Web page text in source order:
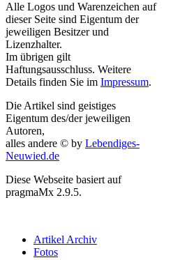
Alle Logos und Warenzeichen auf
dieser Seite sind Eigentum der
jeweiligen Besitzer und
Lizenzhalter.
Im übrigen gilt
Haftungsausschluss. Weitere
Details finden Sie im Impressum.
Die Artikel sind geistiges
Eigentum des/der jeweiligen
Autoren,
alles andere © by Lebendiges-
Neuwied.de
Diese Webseite basiert auf
pragmaMx 2.9.5.
Artikel Archiv
Fotos